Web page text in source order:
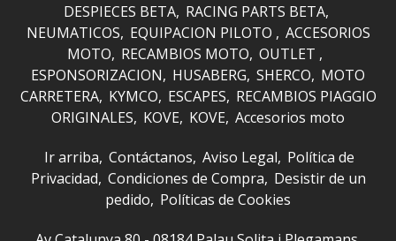
DESPIECES BETA RACING PARTS BETA
NEUMATICOS EQUIPACION PILOTO
ACCESORIOS
MOTO RECAMBIOS MOTO OUTLET
ESPONSORIZACION
HUSABERG SHERCO MOTO
CARRETERA KYMCO ESCAPES RECAMBIOS PIAGGIO
ORIGINALES KOVE KOVE Accesorios moto
Ir arriba Contáctanos Aviso Legal Política de
Privacidad Condiciones de Compra Desistir de un
pedido Políticas de Cookies